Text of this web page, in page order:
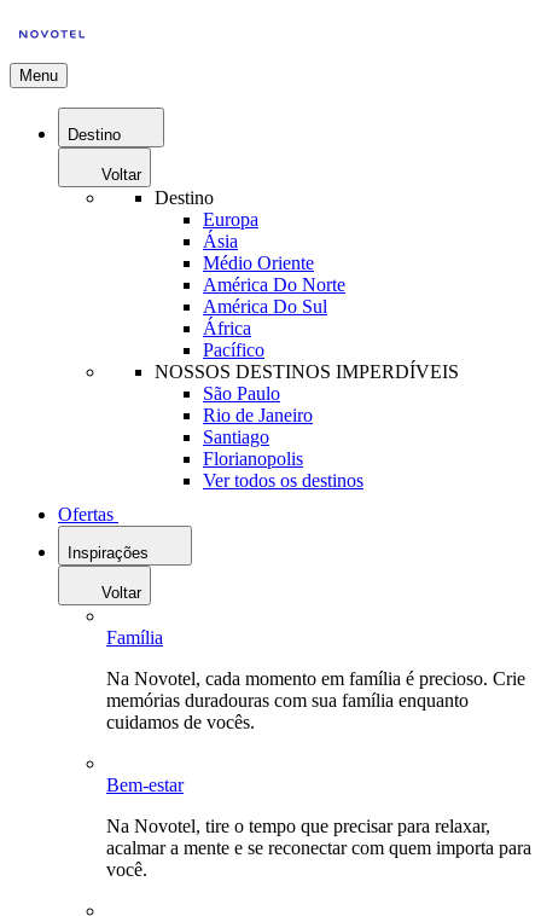
Menu
Destino
Voltar
Destino
Europa
Ásia
Médio Oriente
América Do Norte
América Do Sul
África
Pacífico
NOSSOS DESTINOS IMPERDÍVEIS
São Paulo
Rio de Janeiro
Santiago
Florianopolis
Ver todos os destinos
Ofertas
Inspirações
Voltar
Família
Na Novotel, cada momento em família é precioso. Crie
memórias duradouras com sua família enquanto
cuidamos de vocês.
Bem-estar
Na Novotel, tire o tempo que precisar para relaxar,
acalmar a mente e se reconectar com quem importa para
você.